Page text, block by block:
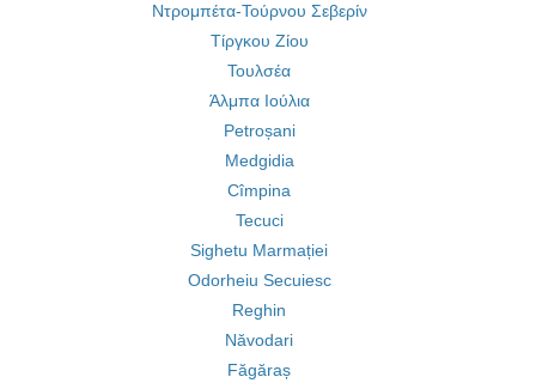
Ντρομπέτα-Τούρνου Σεβερίν
Τίργκου Ζίου
Τουλσέα
Άλμπα Ιούλια
Petroșani
Medgidia
Cîmpina
Tecuci
Sighetu Marmației
Odorheiu Secuiesc
Reghin
Năvodari
Făgăraș